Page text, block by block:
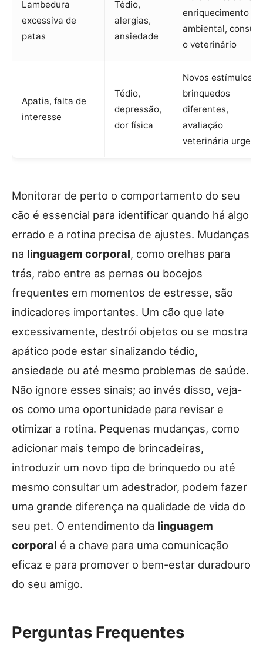
Lambedura
excessiva de
patas
Tédio,
alergias,
ansiedade
enriquecimento
ambiental,
o veterinário
Apatia, falta de
interesse
Tédio,
depressão,
dor física
Novos estímulos,
brinquedos
diferentes,
avaliação
veterinária
Monitorar de perto o comportamento do seu
cão é essencial para identificar quando há algo
errado e a rotina precisa de ajustes. Mudanças
na linguagem corporal, como orelhas para
trás, rabo entre as pernas ou bocejos
frequentes em momentos de estresse, são
indicadores importantes. Um cão que late
excessivamente, destrói objetos ou se mostra
apático pode estar sinalizando tédio,
ansiedade ou até mesmo problemas de saúde.
Não ignore esses sinais; ao invés disso, veja-
os como uma oportunidade para revisar e
otimizar a rotina. Pequenas mudanças, como
adicionar mais tempo de brincadeiras,
introduzir um novo tipo de brinquedo ou até
mesmo consultar um adestrador, podem fazer
uma grande diferença na qualidade de vida do
seu pet. O entendimento da linguagem
corporal é a chave para uma comunicação
eficaz e para promover o bem-estar duradouro
do seu amigo.
Perguntas Frequentes